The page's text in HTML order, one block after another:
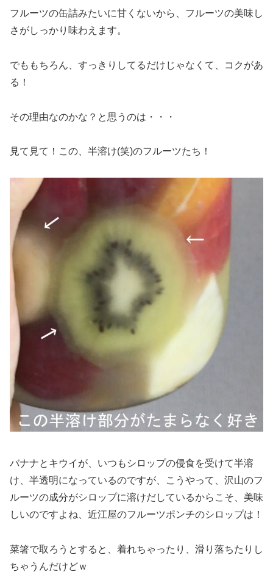
フルーツの缶詰みたいに甘くないから、フルーツの美味し
さがしっかり味わえます。
でももちろん、すっきりしてるだけじゃなくて、コクがあ
る！
その理由なのかな？と思うのは・・・
見て見て！この、半溶け(笑)のフルーツたち！
バナナとキウイが、いつもシロップの侵食を受けて半溶
け、半透明になっているのですが、こうやって、沢山のフ
ルーツの成分がシロップに溶けだしているからこそ、美味
しいのですよね、近江屋のフルーツポンチのシロップは！
菜箸で取ろうとすると、着れちゃったり、滑り落ちたりし
ちゃうんだけどｗ